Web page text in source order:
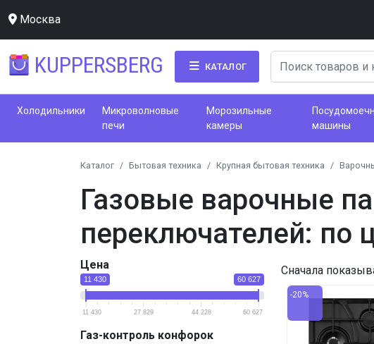
Москва
KUPPERSBERG КАТАЛОГ
Холодильники
Микроволновые
печи
Морозильные
камеры
машины
Каталог Бытовая техника Крупная бытовая техника
Газовые варочные
переключателей: по
Цена
11 430 60 627
11 430 27 829 44 228 60 627
Газ-контроль конфорок
Сначала
-20%